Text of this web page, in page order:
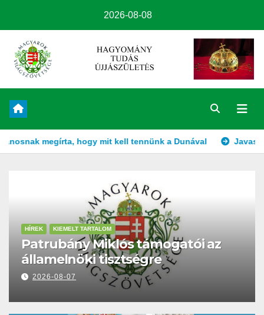
2026-08-08
hogy mit kell tennünk a Dunával Javaslat a Duna
HÍREK KIEMELT TARTALOM
Patrubány Miklós támogatói az
államelnöki tisztségre
2026-08-07